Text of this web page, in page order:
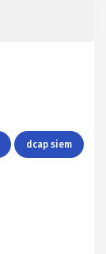
dcap siem